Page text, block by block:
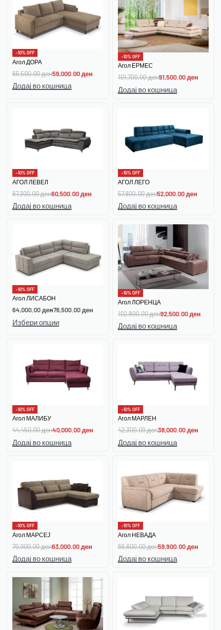
-10% OFF
Агол ДОРА
65,500.00ден59,000.00ден
Додај во кошница
-10% OFF
Агол ЕРМЕС
101,700.00ден91,500.00ден
Додај во кошница
-10% OFF
АГОЛ ЛЕВЕЛ
67,300.00ден60,500.00ден
Додај во кошница
-10% OFF
АГОЛ ЛЕГО
57,800.00ден52,000.00ден
Додај во кошница
-10% OFF
Агол ЛИСАБОН
64,000.00ден76,500.00ден
Избери опции
-10% OFF
Агол ЛОРЕНЦА
102,800.00ден92,500.00ден
Додај во кошница
-10% OFF
Агол МАЛИБУ
44,450.00ден40,000.00ден
Додај во кошница
-10% OFF
Агол МАРЛЕН
42,300.00ден38,000.00ден
Додај во кошница
-10% OFF
Агол МАРСЕЈ
70,000.00ден63,000.00ден
Додај во кошница
-10% OFF
Агол НЕВАДА
66,600.00ден59,900.00ден
Додај во кошница